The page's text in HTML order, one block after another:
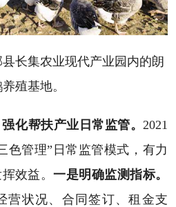
长集农业现代产业园内的朗
殖基地。
化帮扶产业日常监管。 2021
色管理”日常监管模式，有力
效益。一是明确监测指标。
营状况、合同签订、租金支